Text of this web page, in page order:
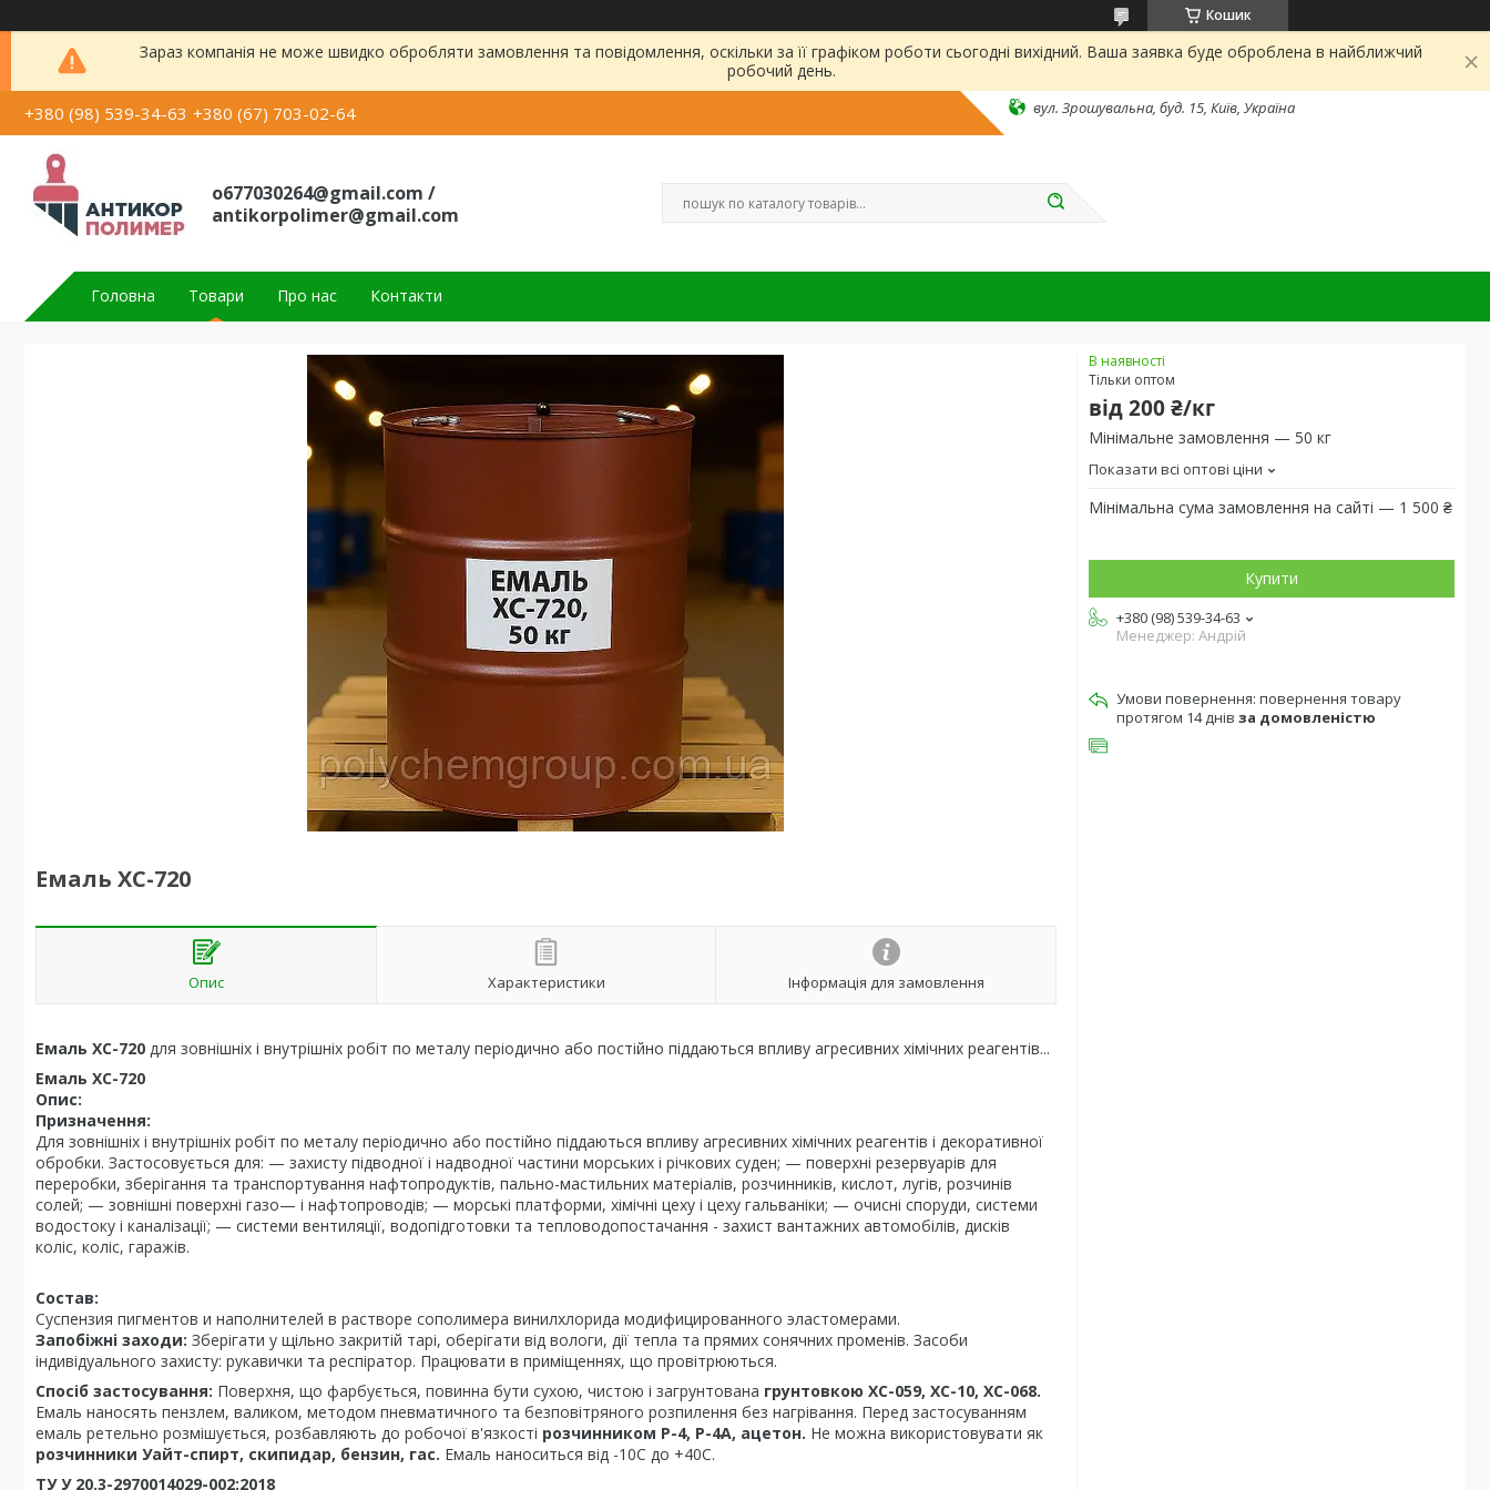
Кошик
Зараз компанія не може швидко обробляти замовлення та повідомлення, оскільки за її графіком роботи сьогодні вихідний. Ваша заявка буде оброблена в найближчий
робочий день.
+380 (98) 539-34-63 +380 (67) 703-02-64 вул. Зрошувальна, буд. 15, Київ, Україна
o677030264@gmail.com /
antikorpolimer@gmail.com
Головна Товари Про нас Контакти
Емаль ХС-720
Опис Характеристики Інформація для замовлення
Емаль ХС-720 для зовнішніх і внутрішніх робіт по металу періодично або постійно піддаються впливу агресивних хімічних реагентів...
Емаль ХС-720
Опис:
Призначення:
Для зовнішніх і внутрішніх робіт по металу періодично або постійно піддаються впливу агресивних хімічних реагентів і декоративної
обробки. Застосовується для: — захисту підводної і надводної частини морських і річкових суден; — поверхні резервуарів для
переробки, зберігання та транспортування нафтопродуктів, пально-мастильних матеріалів, розчинників, кислот, лугів, розчинів
солей; — зовнішні поверхні газо— і нафтопроводів; — морські платформи, хімічні цеху і цеху гальваніки; — очисні споруди, системи
водостоку і каналізації; — системи вентиляції, водопідготовки та тепловодопостачання - захист вантажних автомобілів, дисків
коліс, коліс, гаражів.
Состав:
Суспензия пигментов и наполнителей в растворе сополимера винилхлорида модифицированного эластомерами.
Запобіжні заходи: Зберігати у щільно закритій тарі, оберігати від вологи, дії тепла та прямих сонячних променів. Засоби
індивідуального захисту: рукавички та респіратор. Працювати в приміщеннях, що провітрюються.
Спосіб застосування: Поверхня, що фарбується, повинна бути сухою, чистою і загрунтована грунтовкою ХС-059, ХС-10, ХС-068.
Емаль наносять пензлем, валиком, методом пневматичного та безповітряного розпилення без нагрівання. Перед застосуванням
емаль ретельно розмішується, розбавляють до робочої в'язкості розчинником Р-4, Р-4А, ацетон. Не можна використовувати як
розчинники Уайт-спирт, скипидар, бензин, гас. Емаль наноситься від -10С до +40С.
ТУ У 20.3-2970014029-002:2018
В наявності
Тільки оптом
від200 ₴/кг
Мінімальне замовлення — 50 кг
Показати всі оптові ціни
Мінімальна сума замовлення на сайті — 1 500 ₴
Купити
+380 (98) 539-34-63
Менеджер: Андрій
повернення товару
протягом 14 днів за домовленістю